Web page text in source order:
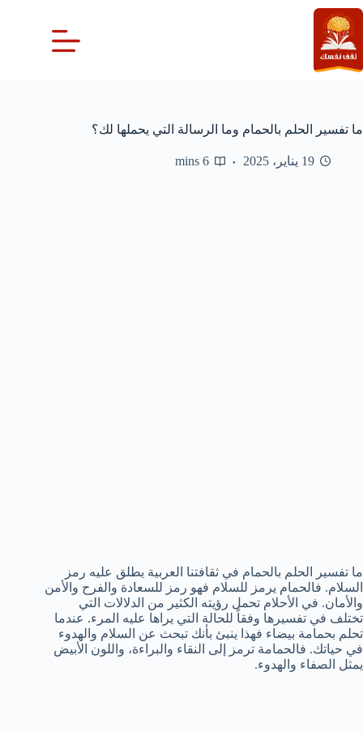
التجاوز
إلى
المحتوى
ما تفسير الحلم بالحمام وما الرسالة التي يحملها لك؟
19 يناير، 2025 6 mins
ما تفسير الحلم بالحمام في ثقافتنا العربية يطلق عليه رمز
السلام. فالحمام يرمز للسلام فهو رمز للسعادة والفرح والأمن
والأمان. في الأحلام تحمل رؤيته الكثير من الدلالات التي
تختلف في تفسيرها وفقاً للحالة التي يراها عليه المرء. عندما
تحلم بحمامة بيضاء فهذا ينبئ بأنك تبحث عن السلام والهدوء
في حياتك. فالحمامة ترمز إلى النقاء والبراءة، واللون الأبيض
يمثل الصفاء والهدوء.